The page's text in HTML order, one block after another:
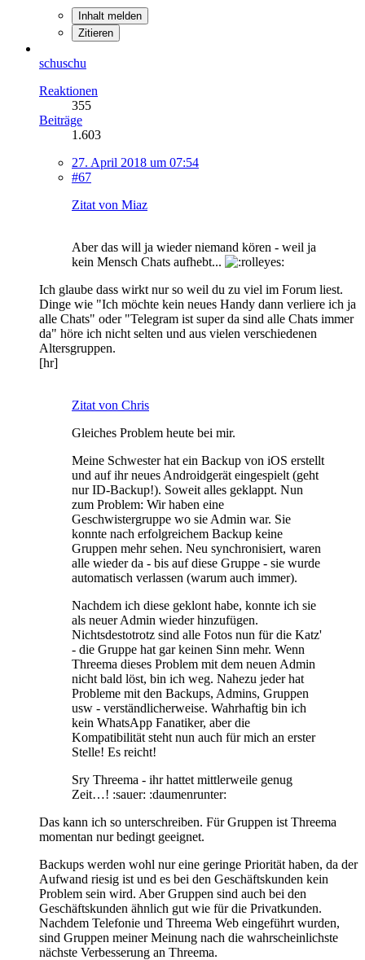
Inhalt melden
Zitieren
schuschu
Reaktionen
355
Beiträge
1.603
27. April 2018 um 07:54
#67
Zitat von Miaz
Aber das will ja wieder niemand kören - weil ja
kein Mensch Chats aufhebt...
Ich glaube dass wirkt nur so weil du zu viel im Forum liest.
Dinge wie "Ich möchte kein neues Handy dann verliere ich ja
alle Chats" oder "Telegram ist super da sind alle Chats immer
da" höre ich nicht selten und aus vielen verschiedenen
Altersgruppen.
[hr]
Zitat von Chris
Gleiches Problem heute bei mir.
Meine Schwester hat ein Backup von iOS erstellt
und auf ihr neues Androidgerät eingespielt (geht
nur ID-Backup!). Soweit alles geklappt. Nun
zum Problem: Wir haben eine
Geschwistergruppe wo sie Admin war. Sie
konnte nach erfolgreichem Backup keine
Gruppen mehr sehen. Neu synchronisiert, waren
alle wieder da - bis auf diese Gruppe - sie wurde
automatisch verlassen (warum auch immer).
Nachdem ich diese geklont habe, konnte ich sie
als neuer Admin wieder hinzufügen.
Nichtsdestotrotz sind alle Fotos nun für die Katz'
- die Gruppe hat gar keinen Sinn mehr. Wenn
Threema dieses Problem mit dem neuen Admin
nicht bald löst, bin ich weg. Nahezu jeder hat
Probleme mit den Backups, Admins, Gruppen
usw - verständlicherweise. Wahrhaftig bin ich
kein WhatsApp Fanatiker, aber die
Kompatibilität steht nun auch für mich an erster
Stelle! Es reicht!
Sry Threema - ihr hattet mittlerweile genug
Zeit…! :sauer: :daumenrunter:
Das kann ich so unterschreiben. Für Gruppen ist Threema
momentan nur bedingt geeignet.
Backups werden wohl nur eine geringe Priorität haben, da der
Aufwand riesig ist und es bei den Geschäftskunden kein
Problem sein wird. Aber Gruppen sind auch bei den
Geschäftskunden ähnlich gut wie für die Privatkunden.
Nachdem Telefonie und Threema Web eingeführt wurden,
sind Gruppen meiner Meinung nach die wahrscheinlichste
nächste Verbesserung an Threema.